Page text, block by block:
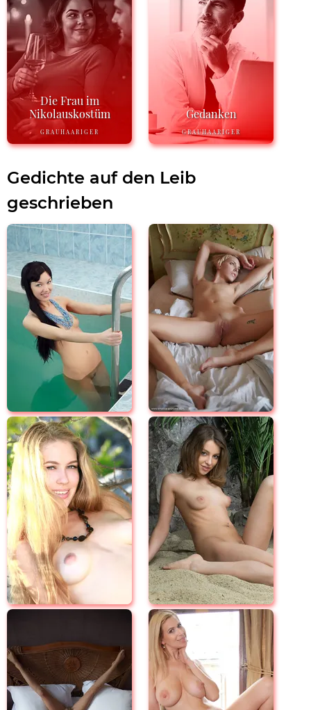
Die Frau im
Nikolauskostüm
GRAUHAARIGER
Gedanken
GRAUHAARIGER
Gedichte auf den Leib
geschrieben